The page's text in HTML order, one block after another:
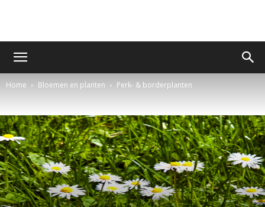
Home Bloemen en planten Perk- & borderplanten